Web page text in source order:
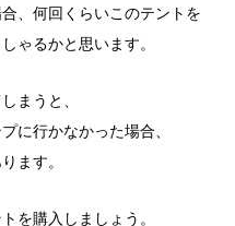
、何回くらいこのテントを
ゃるかと思います。
まうと、
に行かなかった場合、
ます。
を購入しましょう。